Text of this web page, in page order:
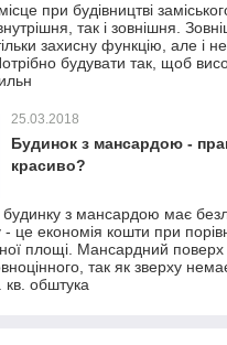
при будівництві
так і зовнішня.
захисну функцію, але і
будувати так, щоб
25.03.2018
Будинок з мансардою -
красиво?
будинку з мансардою має
це економія кошти при
площі. Мансардний поверх
так як зверху
кв. обштука